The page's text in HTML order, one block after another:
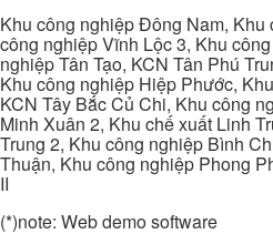
Khu công nghiệp Đông Nam,
công nghiệp Vĩnh Lộc 3, Khu
nghiệp Tân Tạo, KCN Tân Phú
Khu công nghiệp Hiệp Phước,
KCN Tây Bắc Củ Chi, Khu công
Minh Xuân 2, Khu chế xuất Linh
Trung 2, Khu công nghiệp Bình
Thuận, Khu công nghiệp Phong
II
(*)note: Web demo software